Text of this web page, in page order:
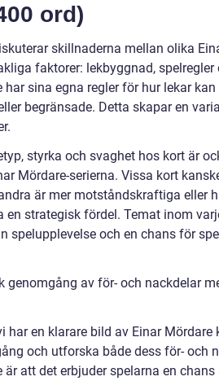
ord)
skillnaderna mellan olika
faktorer: lekbyggnad, spelregler
har sina egna regler för hur lekar
begränsade. Detta skapar en
styrka och svaghet hos kort är
Mördare-serierna. Vissa kort
är mer motståndskraftiga eller
en strategisk fördel. Temat inom
spelupplevelse och en chans för
genomgång av för- och nackdelar
har en klarare bild av Einar
och utforska både dess för- och
är att det erbjuder spelarna en